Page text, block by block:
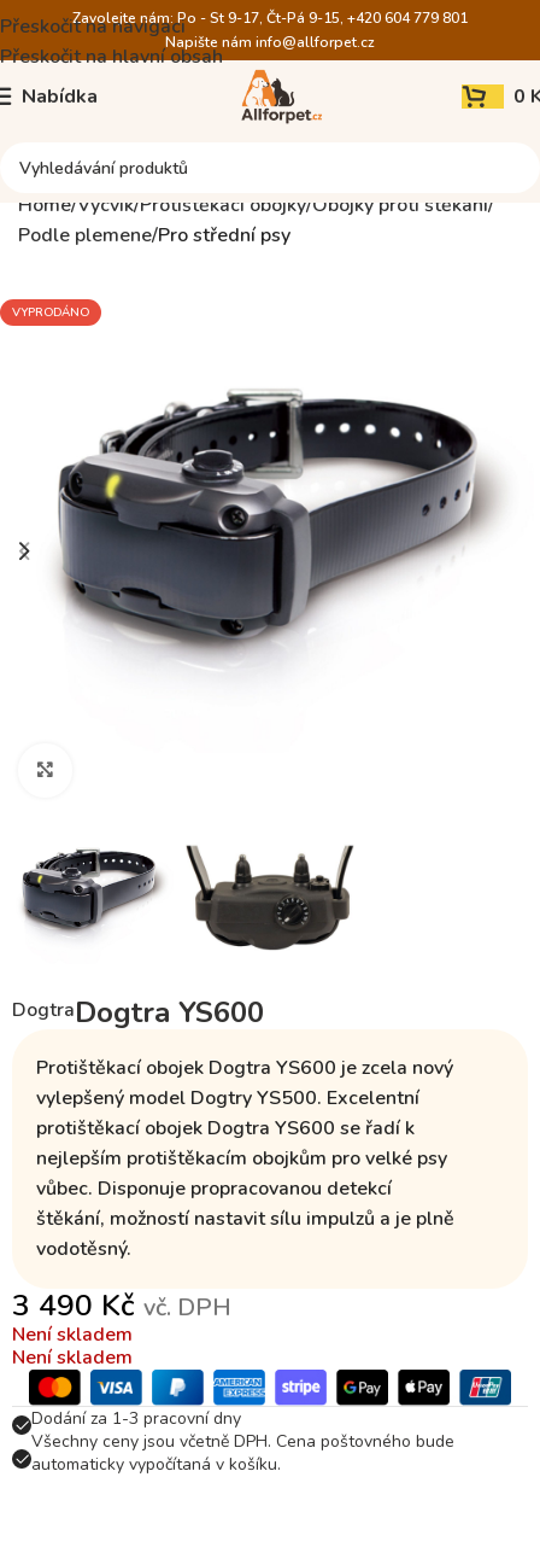
Přeskočit na navigaci
Přeskočit na hlavní obsah
Zavolejte nám: Po - St 9-17, Čt-Pá 9-15, +420 604 779 801
Napište nám info@allforpet.cz
Nabídka 0
Home Výcvik Protištěkací obojky Obojky proti štěkání
Podle plemene Pro střední psy
VYPRODÁNO
DogtraDogtra YS600
Protištěkací obojek Dogtra YS600 je zcela nový
vylepšený model Dogtry YS500. Excelentní
protištěkací obojek Dogtra YS600 se řadí k
nejlepším protištěkacím obojkům pro velké psy
vůbec. Disponuje propracovanou detekcí
štěkání, možností nastavit sílu impulzů a je plně
vodotěsný.
3 490 Kč vč. DPH
Není skladem
Není skladem
Dodání za 1-3 pracovní dny
Všechny ceny jsou včetně DPH. Cena poštovného bude
automaticky vypočítaná v košíku.